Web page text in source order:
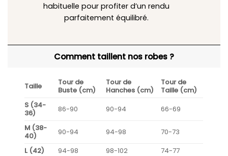
habituelle pour profiter d’un rendu
parfaitement équilibré.
Comment taillent nos robes ?
Taille
Tour de
Buste (cm)
Tour de
Hanches (cm)
Tour de
Taille (cm)
S (34-
36)
86-90 90-94
66-69
M (38-
40)
90-94 94-98
70-73
L (42)
94-98 98-102
74-77